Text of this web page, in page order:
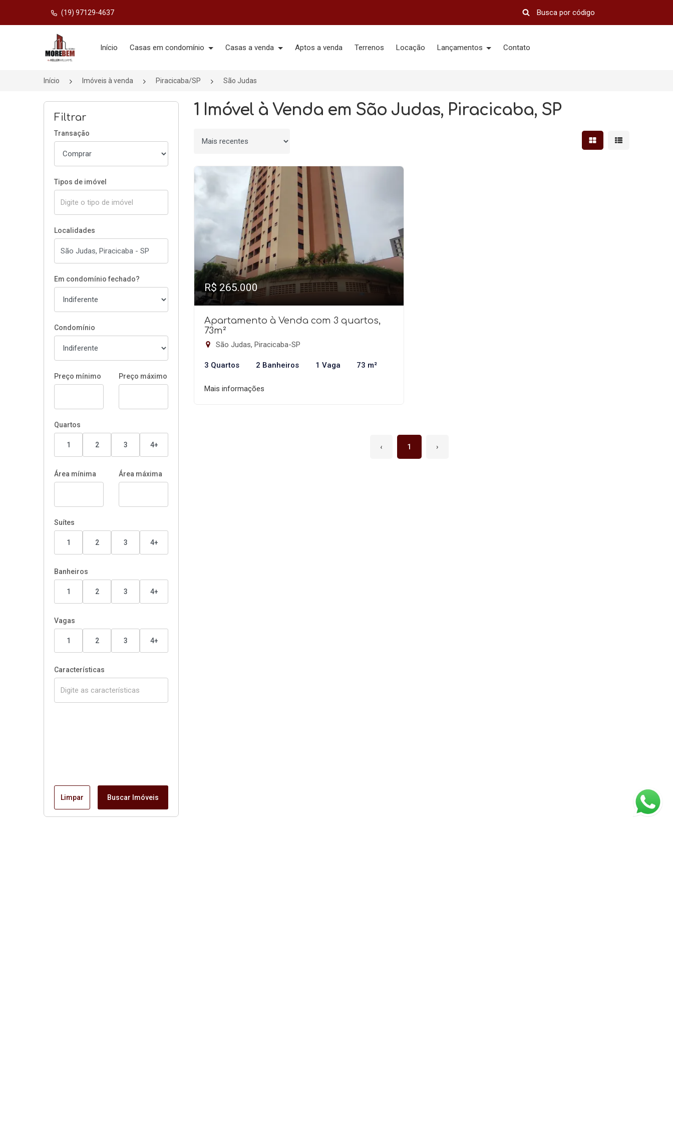
(19) 97129-4637
Página inicial
Início Casas em condomínio Casas a venda Aptos a venda Terrenos Locação Lançamentos Contato
Início Imóveis à venda Piracicaba/SP São Judas
Filtrar
Transação
Tipos de imóvel
Localidades
Em condomínio fechado?
Condomínio
Preço mínimo Preço máximo
Quartos
1 2 3 4+
Área mínima Área máxima
Suítes
1 2 3 4+
Banheiros
1 2 3 4+
Vagas
1 2 3 4+
Características
Limpar Buscar Imóveis
1 Imóvel à Venda em São Judas, Piracicaba, SP
Ordenar por Mostrar resultados em
Mostrar
R$ 265.000
Apartamento à Venda com 3 quartos,
73m²
São Judas, Piracicaba-SP
3 Quartos 2 Banheiros 1 Vaga 73 m²
Mais informações
‹ 1 ›